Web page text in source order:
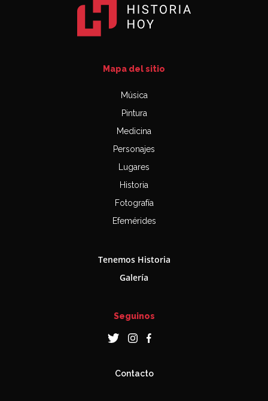
Mapa del sitio
Música
Pintura
Medicina
Personajes
Lugares
Historia
Fotografía
Efemérides
Tenemos Historia
Galería
Seguinos
Contacto